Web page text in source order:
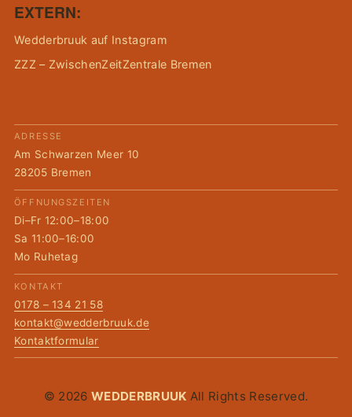
EXTERN:
Wedderbruuk auf Instagram
ZZZ – ZwischenZeitZentrale Bremen
ADRESSE
Am Schwarzen Meer 10
28205 Bremen
ÖFFNUNGSZEITEN
Di–Fr 12:00–18:00
Sa 11:00–16:00
Mo Ruhetag
KONTAKT
0178 – 134 21 58
kontakt@wedderbruuk.de
Kontaktformular
© 2026 WEDDERBRUUK All Rights Reserved.